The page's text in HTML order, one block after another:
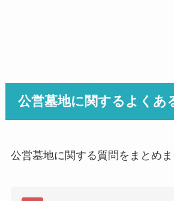
公営墓地に関するよくあ
公営墓地に関する質問をまとめま